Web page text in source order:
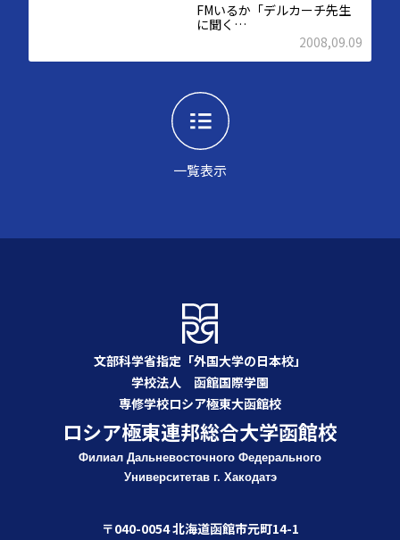
一覧表示
FMいるか「デルカーチ先生
に聞く…
2008,09.09
文部科学省指定「外国大学の日本校」
学校法人 函館国際学園
専修学校ロシア極東大函館校
ロシア極東連邦総合大学函館校
Филиал Дальневосточного Федерального
Университетав г. Хакодатэ
〒040-0054 北海道函館市元町14-1